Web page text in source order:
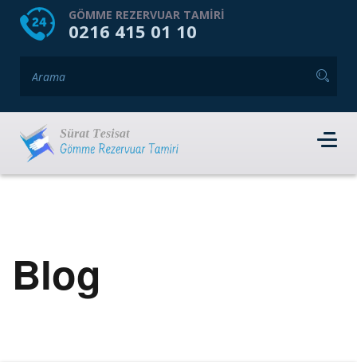
HOME HAKKIMIZDA
GÖMME REZERVUAR TAMIRI
0216 415 01 10
Blog